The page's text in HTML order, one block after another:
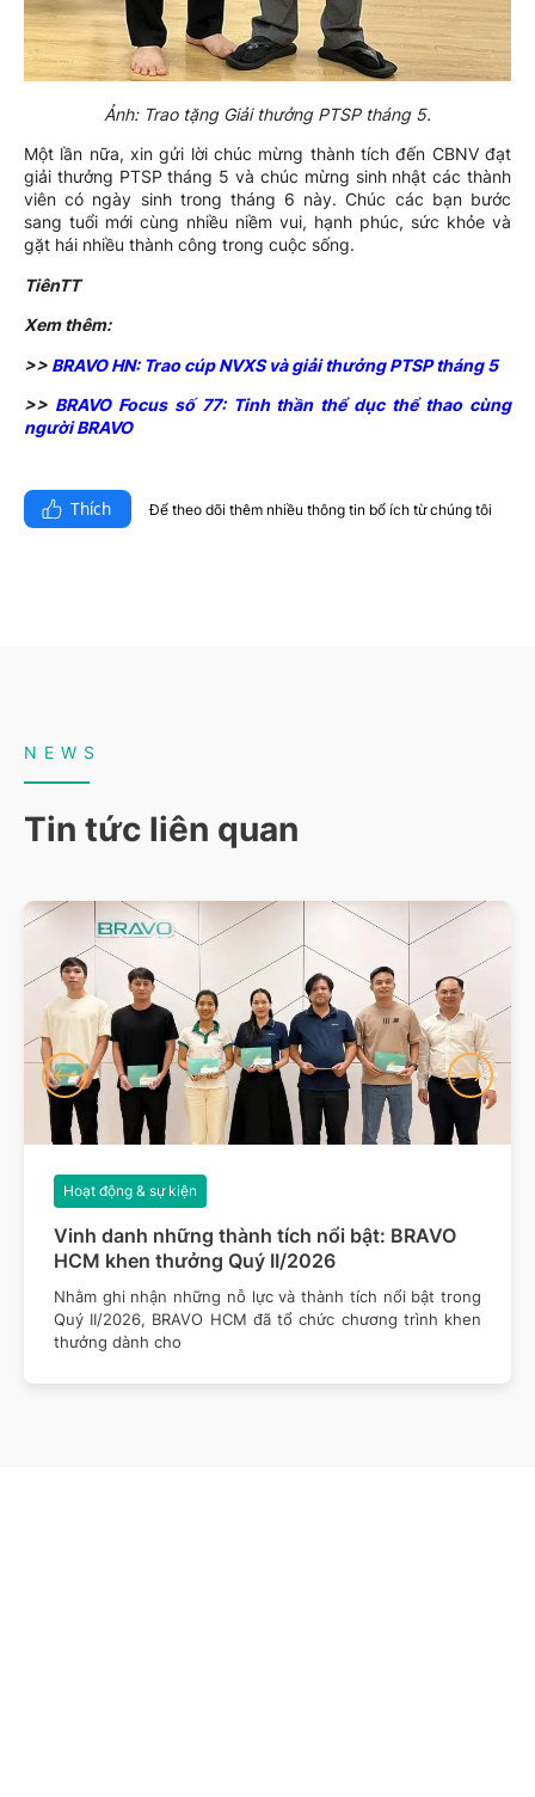
Ảnh: Trao tặng Giải thưởng PTSP tháng 5.
Một lần nữa, xin gửi lời chúc mừng thành tích đến CBNV đạt
giải thưởng PTSP tháng 5 và chúc mừng sinh nhật các thành
viên có ngày sinh trong tháng 6 này. Chúc các bạn bước
sang tuổi mới cùng nhiều niềm vui, hạnh phúc, sức khỏe và
gặt hái nhiều thành công trong cuộc sống.
TiênTT
Xem thêm:
>> BRAVO HN: Trao cúp NVXS và giải thưởng PTSP tháng 5
>> BRAVO Focus số 77: Tinh thần thể dục thể thao cùng
người BRAVO
Thích Để theo dõi thêm nhiều thông tin bổ ích từ chúng tôi​
NEWS
Tin tức liên quan
Vinh danh những thành tích nổi bật: BRAVO
HCM khen thưởng Quý II/2026
Hoạt động & sự kiện
Nhằm ghi nhận những nỗ lực và thành tích nổi bật trong
Quý II/2026, BRAVO HCM đã tổ chức chương trình khen
thưởng dành cho